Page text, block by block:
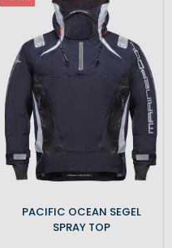
PACIFIC OCEAN SEGEL
SPRAY TOP